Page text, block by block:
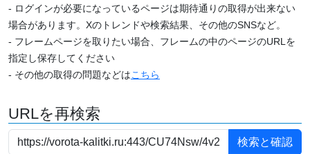
- ログインが必要になっているページは期待通りの取得が出来ない
場合があります。Xのトレンドや検索結果、その他のSNSなど。
- フレームページを取りたい場合、フレームの中のページのURLを
指定し保存してください
- その他の取得の問題などはこちら
URLを再検索